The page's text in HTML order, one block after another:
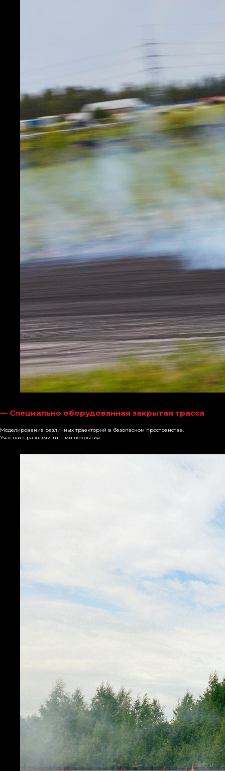
— Специально оборудованная закрытая трасса
Моделирование различных траекторий в безопасном пространстве.
Участки с разными типами покрытия.